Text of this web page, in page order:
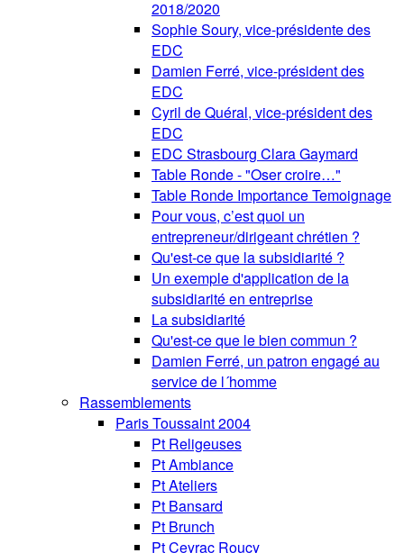
2018/2020
Sophie Soury, vice-présidente des
EDC
Damien Ferré, vice-président des
EDC
Cyril de Quéral, vice-président des
EDC
EDC Strasbourg Clara Gaymard
Table Ronde - "Oser croire…"
Table Ronde Importance Temoignage
Pour vous, c’est quoi un
entrepreneur/dirigeant chrétien ?
Qu'est-ce que la subsidiarité ?
Un exemple d'application de la
subsidiarité en entreprise
La subsidiarité
Qu'est-ce que le bien commun ?
Damien Ferré, un patron engagé au
service de l´homme
Rassemblements
Paris Toussaint 2004
Pt Religeuses
Pt Ambiance
Pt Ateliers
Pt Bansard
Pt Brunch
Pt Ceyrac Roucy